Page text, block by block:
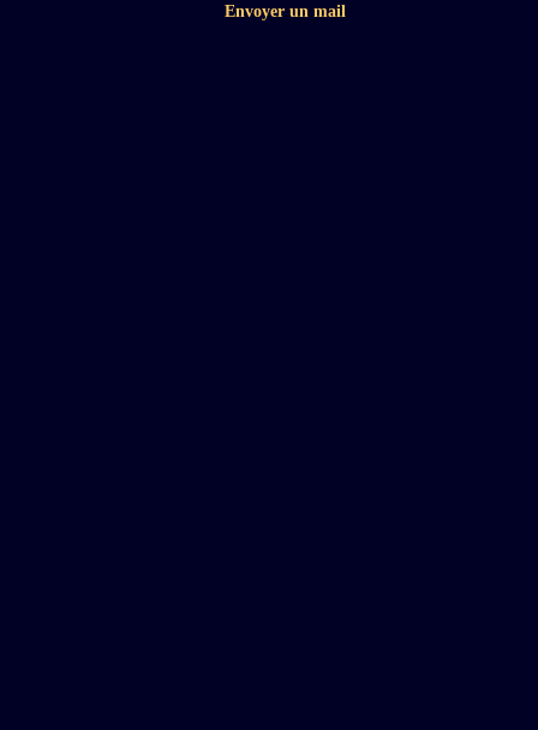
Envoyer un mail